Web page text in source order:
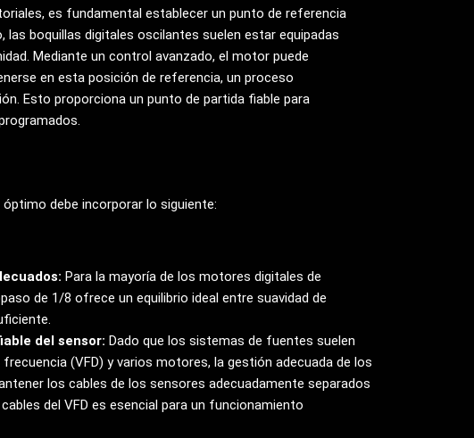
es fundamental establecer un punto de referencia
las boquillas digitales oscilantes suelen estar equipadas
Mediante un control avanzado, el motor puede
en esta posición de referencia, un proceso
Esto proporciona un punto de partida fiable para
debe incorporar lo siguiente:
Para la mayoría de los motores digitales de
de 1/8 ofrece un equilibrio ideal entre suavidad de
del sensor: Dado que los sistemas de fuentes suelen
(VFD) y varios motores, la gestión adecuada de los
los cables de los sensores adecuadamente separados
del VFD es esencial para un funcionamiento